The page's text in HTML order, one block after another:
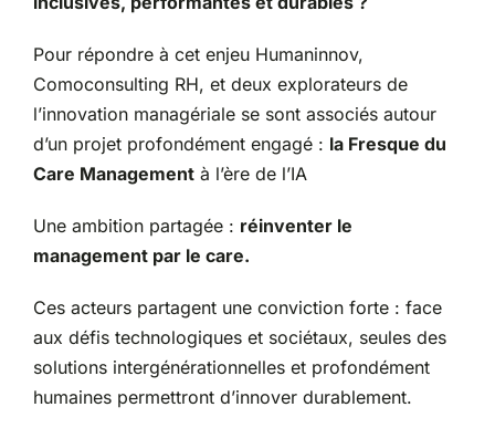
Pour répondre à cet enjeu Humaninnov,
Comoconsulting RH, et deux explorateurs de
l’innovation managériale se sont associés autour
d’un projet profondément engagé : la Fresque du
Care Managementà l’ère de l’IA
Une ambition partagée : réinventer le
management par le care.
Ces acteurs partagent une conviction forte : face
aux défis technologiques et sociétaux, seules des
solutions intergénérationnelles et profondément
humaines permettront d’innover durablement.